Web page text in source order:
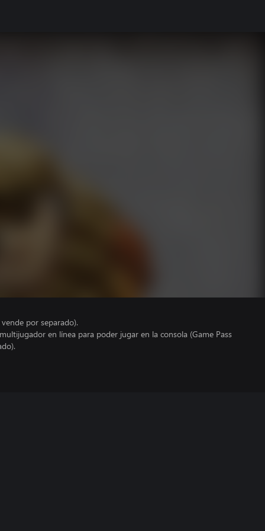
por separado).
en línea para poder jugar en la consola (Game Pass